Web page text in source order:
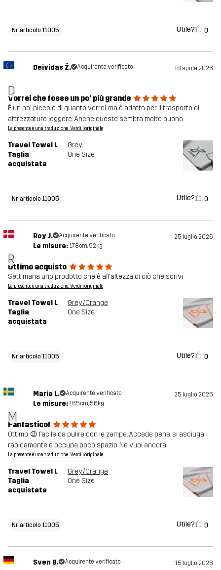
Nr articolo 11005 Utile? 0
D
Deividas Ž. Acquirente verificato 18 aprile 2026
Vorrei che fosse un po' più grande
È un po' piccolo di quanto vorrei, ma è adatto per il trasporto di
attrezzature leggere. Anche questo sembra molto buono.
La presente è una traduzione. Verdi l'originale
Travel Towel L
Grey
Taglia
acquistata
One Size
Nr articolo 11005 Utile? 0
R
Roy J. Acquirente verificato 25 luglio 2026
Le misure: 178cm, 92kg
Ottimo acquisto
Settimana uno prodotto che è all'altezza di ciò che scrivi
La presente è una traduzione. Verdi l'originale
Travel Towel L
Grey/Orange
Taglia
acquistata
One Size
Nr articolo 11005 Utile? 0
M
Maria L. Acquirente verificato 25 luglio 2026
Le misure: 165cm, 56kg
Fantastico!
Ottimo, 😉 facile da pulire con le zampe. Accede bene, si asciuga
rapidamente e occupa poco spazio. Ne vuoi ancora.
La presente è una traduzione. Verdi l'originale
Travel Towel L
Grey/Orange
Taglia
acquistata
One Size
Nr articolo 11005 Utile? 0
Sven B. Acquirente verificato 15 luglio 2026